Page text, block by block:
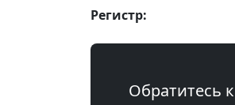
Регистр:
Обратитесь